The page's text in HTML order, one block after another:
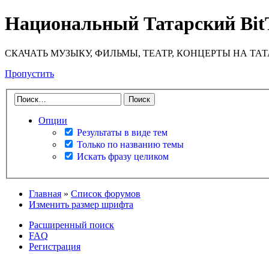
Национальный Татарский
СКАЧАТЬ МУЗЫКУ, ФИЛЬМЫ, ТЕАТР, КОНЦЕРТЫ НА
Пропустить
Опции
Результаты в виде тем
Только по названию темы
Искать фразу целиком
Главная » Список форумов
Изменить размер шрифта
Расширенный поиск
FAQ
Регистрация